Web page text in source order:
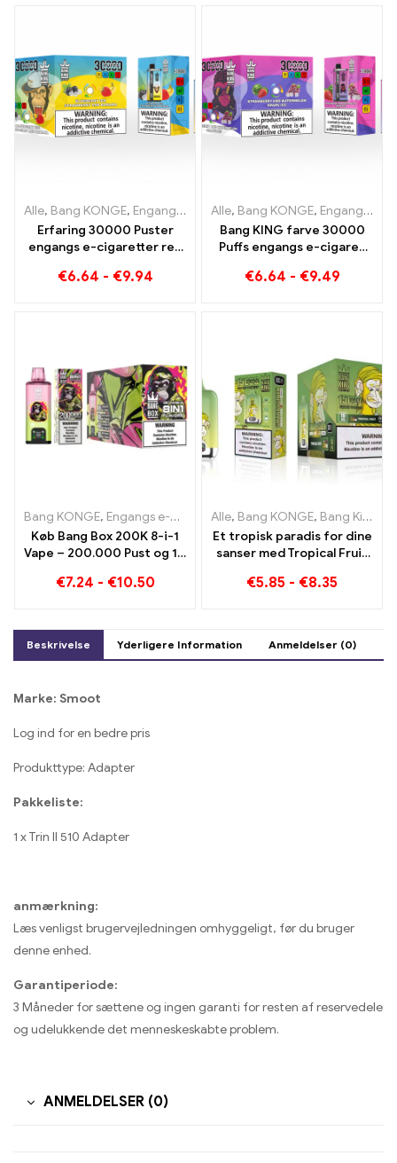
Alle, Bang KONGE, Engangs e-cigaretter Litauen ,Engangs e-
Erfaring 30000 Puster
engangs e-cigaretter ren
møder Strawberry Banana
€6.64 - €9.94
Alle, Bang KONGE, Engangs e-cigaretter Litauen
Bang KING farve 30000
Puffs engangs e-cigaret
sød jordbærvandmelon og
€6.64 - €9.49
Bang KONGE, Engangs e-cigaretter ,Engangs e-cigaretter
Køb Bang Box 200K 8-i-1
Vape – 200.000 Pust og 10
€7.24 - €10.50
Alle, Bang KONGE, Bang King Smart skærm 15000 Puff
Et tropisk paradis for dine
sanser med Tropical Fruit
15000 Puff
€5.85 - €8.35
Beskrivelse Yderligere Information Anmeldelser (0)
Marke: Smoot
Log ind for en bedre pris
Produkttype: Adapter
Pakkeliste:
1 x Trin II 510 Adapter
anmærkning:
Læs venligst brugervejledningen omhyggeligt, før du bruger
denne enhed.
Garantiperiode:
3 Måneder for sættene og ingen garanti for resten af ​​reservedele
og udelukkende det menneskeskabte problem.
ANMELDELSER (0)